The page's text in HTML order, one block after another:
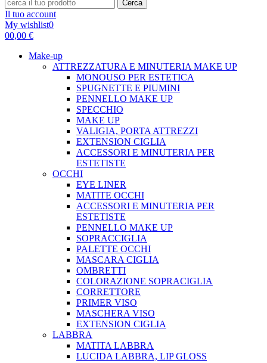
Cerca
Il tuo account
My wishlist0
00,00 €
Make-up
ATTREZZATURA E MINUTERIA MAKE UP
MONOUSO PER ESTETICA
SPUGNETTE E PIUMINI
PENNELLO MAKE UP
SPECCHIO
MAKE UP
VALIGIA, PORTA ATTREZZI
EXTENSION CIGLIA
ACCESSORI E MINUTERIA PER
ESTETISTE
OCCHI
EYE LINER
MATITE OCCHI
ACCESSORI E MINUTERIA PER
ESTETISTE
PENNELLO MAKE UP
SOPRACCIGLIA
PALETTE OCCHI
MASCARA CIGLIA
OMBRETTI
COLORAZIONE SOPRACIGLIA
CORRETTORE
PRIMER VISO
MASCHERA VISO
EXTENSION CIGLIA
LABBRA
MATITA LABBRA
LUCIDA LABBRA, LIP GLOSS